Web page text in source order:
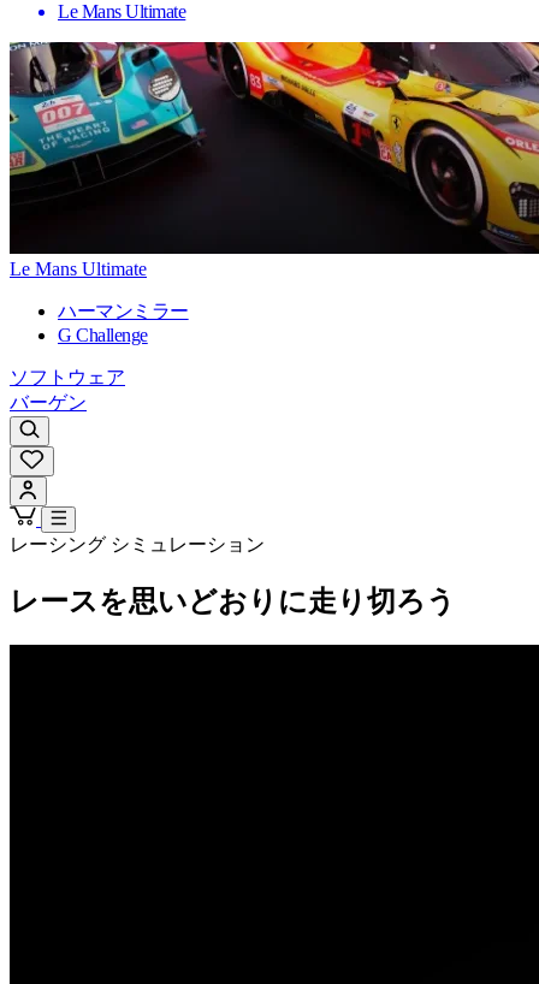
Le Mans Ultimate
Le Mans Ultimate
ハーマンミラー
G Challenge
ソフトウェア
バーゲン
レーシング シミュレーション
レースを思いどおりに走り切ろう